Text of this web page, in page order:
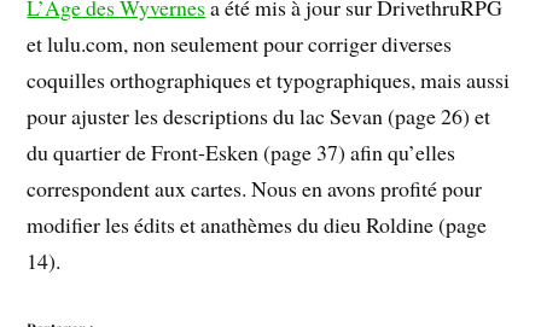
L’Âge des Wyvernesa été mis à jour sur DrivethruRPG
et lulu.com, non seulement pour corriger diverses
coquilles orthographiques et typographiques, mais aussi
pour ajuster les descriptions du lac Sevan (page 26) et
du quartier de Front-Esken (page 37) afin qu’elles
correspondent aux cartes. Nous en avons profité pour
modifier les édits et anathèmes du dieu Roldine (page
14).